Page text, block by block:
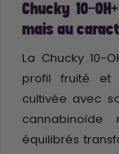
Chucky 10-
mais au
La Chucky 10-
profil fruité et
cultivée avec
équilibrés